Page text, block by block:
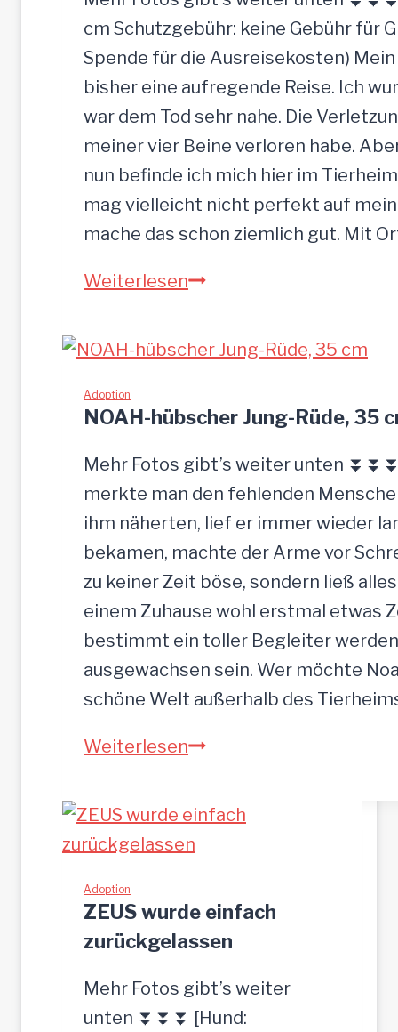
cm Schutzgebühr: keine Gebühr für
Spende für die Ausreisekosten)
bisher eine aufregende Reise. Ich
war dem Tod sehr nahe. Die
meiner vier Beine verloren habe.
nun befinde ich mich hier im
mag vielleicht nicht perfekt auf
mache das schon ziemlich gut. Mit
WeiterlesenS
n
–
G
n
a
d
e
n
b
r
o
p
a
t
e
s
u
c
Adoption
NOAH-hübscher Jung-Rüde, 35
Mehr Fotos gibt’s weiter unten
merkte man den fehlenden
ihm näherten, lief er immer wieder
bekamen, machte der Arme vor
zu keiner Zeit böse, sondern ließ
einem Zuhause wohl erstmal etwas
bestimmt ein toller Begleiter
ausgewachsen sein. Wer möchte
schöne Welt außerhalb des
WeiterlesenN
A
ü
b
s
c
Adoption
ZEUS wurde einfach
zurückgelassen
Mehr Fotos gibt’s weiter
unten ⏬⏬⏬ [Hund: